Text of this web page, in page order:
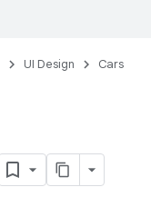
UI Design
Cars